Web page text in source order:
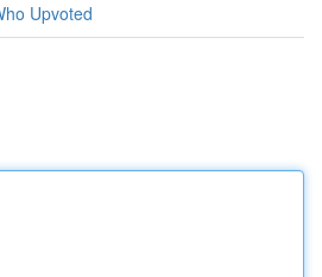
Upvoted